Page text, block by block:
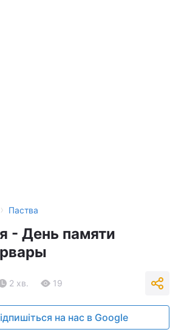
› Паства
- День памяти
2 хв. 19
на нас в Google